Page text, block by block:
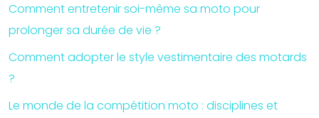
Comment entretenir soi-même sa moto pour
prolonger sa durée de vie ?
Comment adopter le style vestimentaire des motards
?
Le monde de la compétition moto : disciplines et